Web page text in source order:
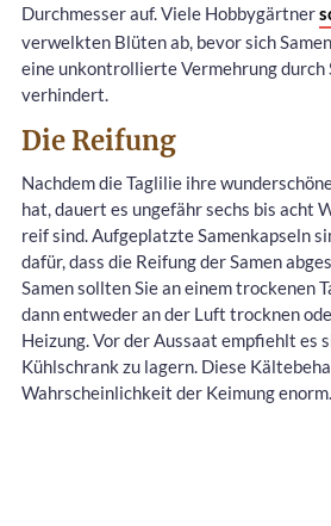
Durchmesser auf. Viele Hobbygärtner
verwelkten Blüten ab, bevor sich
eine unkontrollierte Vermehrung durch
verhindert.
Die Reifung
Nachdem die Taglilie ihre
hat, dauert es ungefähr sechs bis acht
reif sind. Aufgeplatzte Samenkapseln
dafür, dass die Reifung der Samen
Samen sollten Sie an einem trockenen
dann entweder an der Luft trocknen
Heizung. Vor der Aussaat empfiehlt es
Kühlschrank zu lagern. Diese
Wahrscheinlichkeit der Keimung enorm.